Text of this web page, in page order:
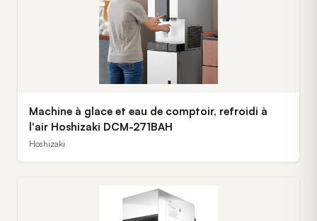
Machine à glace et eau de comptoir, refroidi à
l'air Hoshizaki DCM-271BAH
Hoshizaki